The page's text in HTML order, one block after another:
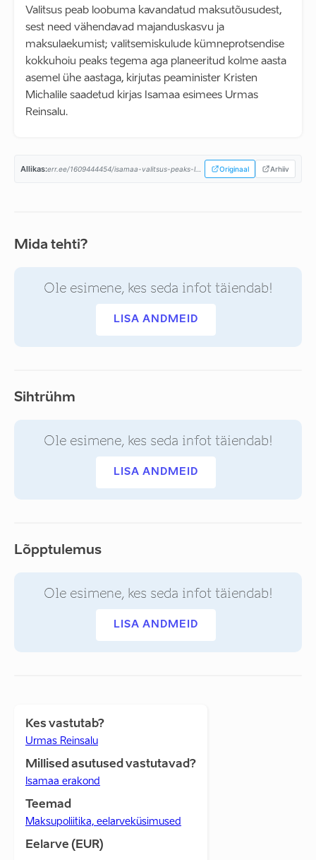
Valitsus peab loobuma kavandatud maksutõusudest,
sest need vähendavad majanduskasvu ja
maksulaekumist; valitsemiskulude kümneprotsendise
kokkuhoiu peaks tegema aga planeeritud kolme aasta
asemel ühe aastaga, kirjutas peaminister Kristen
Michalile saadetud kirjas Isamaa esimees Urmas
Reinsalu.
Allikas: err.ee/1609444454/isamaa-valitsus-peaks-loobuma-maksutousudest-ja-tegema-negatiivse-eelarve... Originaal Arhiiv
Mida tehti?
Ole esimene, kes seda infot täiendab!
LISA ANDMEID
Sihtrühm
Ole esimene, kes seda infot täiendab!
LISA ANDMEID
Lõpptulemus
Ole esimene, kes seda infot täiendab!
LISA ANDMEID
Kes vastutab?
Urmas Reinsalu
Millised asutused vastutavad?
Isamaa erakond
Teemad
Maksupoliitika, eelarveküsimused
Eelarve (EUR)